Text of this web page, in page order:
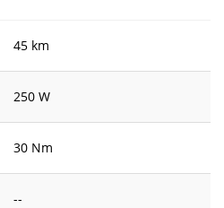
45 km
250 W
30 Nm
--